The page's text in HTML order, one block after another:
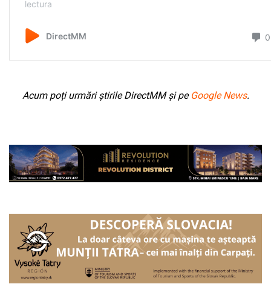
Acum poți urmări știrile DirectMM și pe Google News.